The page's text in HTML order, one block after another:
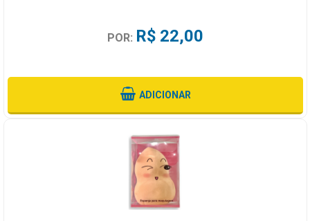
POR: R$ 22,00
ADICIONAR